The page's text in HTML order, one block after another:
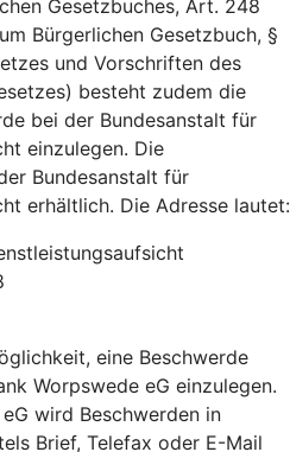
Gesetzbuches, Art. 248
Bürgerlichen Gesetzbuch, §
und Vorschriften des
besteht zudem die
bei der Bundesanstalt für
einzulegen. Die
Bundesanstalt für
erhältlich. Die Adresse lautet:
eine Beschwerde
Worpswede eG einzulegen.
wird Beschwerden in
Brief, Telefax oder E-Mail